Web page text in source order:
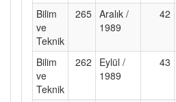
Bilim
ve
Teknik
265 Aralık /
1989
42
Bilim
ve
Teknik
262
Eylül /
1989
43